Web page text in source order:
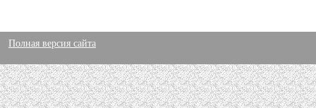
Полная версия сайта